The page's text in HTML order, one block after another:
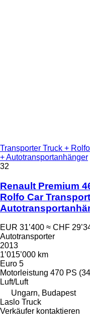
Transporter Truck +
+ Autotransportanhänger
32
Renault Premium
Rolfo Car
EUR 31’400 ≈ CHF
Autotransporter
2013
1’015’000 km
Euro 5
Motorleistung 470 PS
Luft/Luft
Ungarn, Budapest
Laslo Truck
Verkäufer kontaktieren